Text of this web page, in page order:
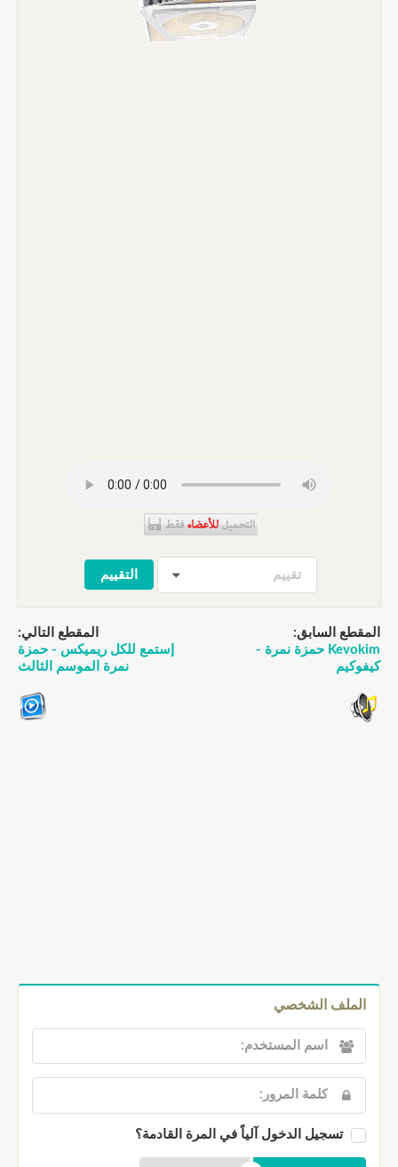
تقييم
المقطع السابق:
Kevokim حمزة نمرة -
كيفوكيم
المقطع التالي:
إستمع للكل ريميكس - حمزة
نمرة الموسم الثالث
الملف الشخصي
تسجيل الدخول آلياً في المرة القادمة؟